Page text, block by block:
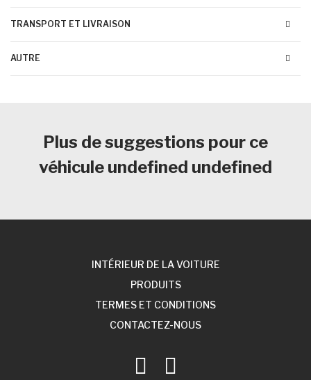
TRANSPORT ET LIVRAISON
AUTRE
Plus de suggestions pour ce
véhicule undefined undefined
INTÉRIEUR DE LA VOITURE
PRODUITS
TERMES ET CONDITIONS
CONTACTEZ-NOUS